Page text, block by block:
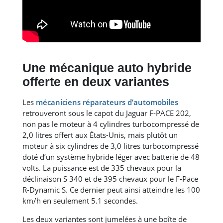
Une mécanique auto hybride
offerte en deux variantes
Les mécaniciens réparateurs d’automobiles
retrouveront sous le capot du Jaguar F-PACE 202,
non pas le moteur à 4 cylindres turbocompressé de
2,0 litres offert aux États-Unis, mais plutôt un
moteur à six cylindres de 3,0 litres turbocompressé
doté d’un système hybride léger avec batterie de 48
volts. La puissance est de 335 chevaux pour la
déclinaison S 340 et de 395 chevaux pour le F-Pace
R-Dynamic S. Ce dernier peut ainsi atteindre les 100
km/h en seulement 5.1 secondes.
Les deux variantes sont jumelées à une boîte de